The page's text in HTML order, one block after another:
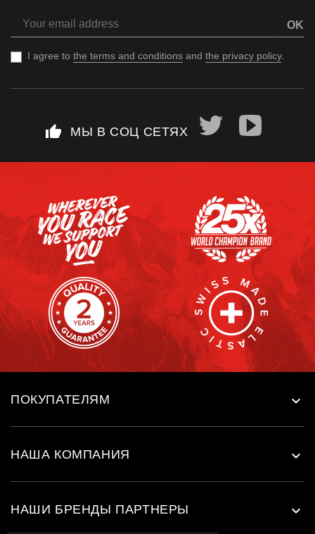
OK
I agree to the terms and conditions and the privacy policy.
thumb_up МЫ В СОЦ СЕТЯХ
ПОКУПАТЕЛЯМ 
НАША КОМПАНИЯ 
НАШИ БРЕНДЫ ПАРТНЕРЫ 